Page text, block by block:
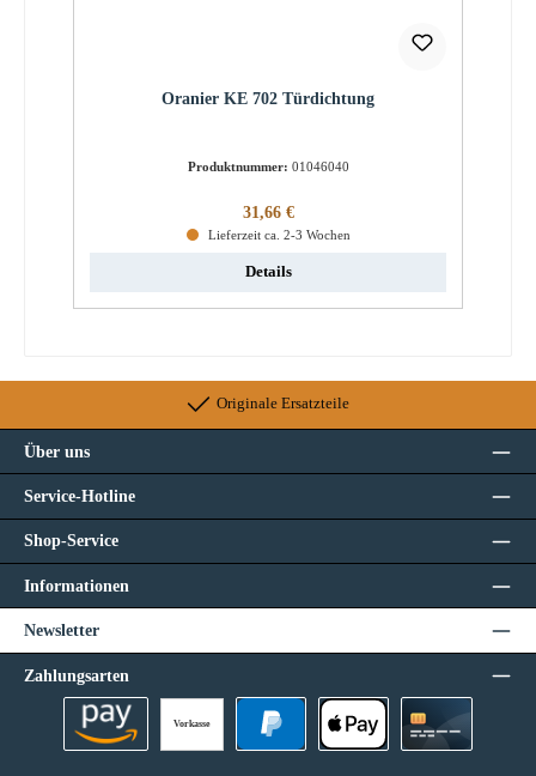
Oranier KE 702 Türdichtung
Produktnummer: 01046040
Regulärer Preis:
31,66 €
Lieferzeit ca. 2-3 Wochen
Details
Originale Ersatzteile
Über uns
Service-Hotline
Shop-Service
Informationen
Newsletter
Zahlungsarten
Vorkasse